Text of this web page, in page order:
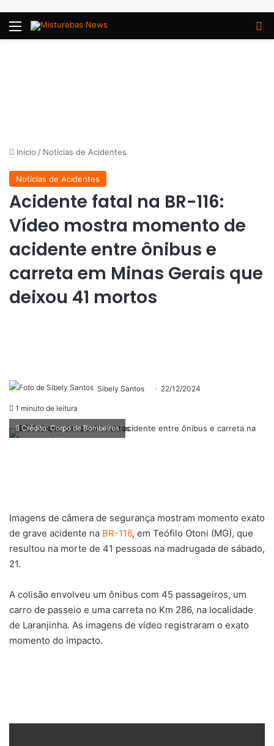
Menu
Início / Notícias de Acidentes
Notícias de Acidentes
Acidente fatal na BR-116:
Vídeo mostra momento de
acidente entre ônibus e
carreta em Minas Gerais que
deixou 41 mortos
Sibely Santos 22/12/2024
1 minuto de leitura
Crédito: Corpo de Bombeiros
Imagens de câmera de segurança mostram momento exato
de grave acidente na BR-116, em Teófilo Otoni (MG), que
resultou na morte de 41 pessoas na madrugada de sábado,
21.
A colisão envolveu um ônibus com 45 passageiros, um
carro de passeio e uma carreta no Km 286, na localidade
de Laranjinha. As imagens de vídeo registraram o exato
momento do impacto.